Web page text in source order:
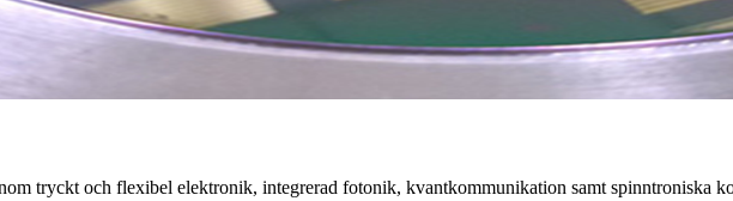
tryckt och flexibel elektronik, integrerad fotonik, kvantkommunikation samt spinntroniska